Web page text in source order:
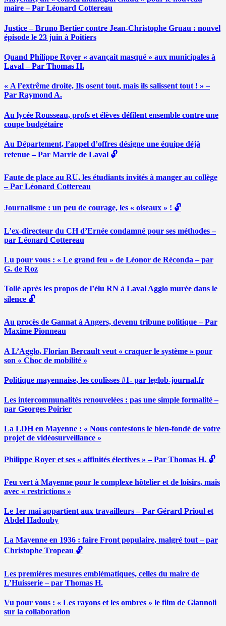
maire – Par Léonard Cottereau
Justice – Bruno Bertier contre Jean-Christophe Gruau : nouvel
épisode le 23 juin à Poitiers
Quand Philippe Royer « avançait masqué » aux municipales à
Laval – Par Thomas H.
« A l’extrême droite, Ils osent tout, mais ils salissent tout ! » –
Par Raymond A.
Au lycée Rousseau, profs et élèves défilent ensemble contre une
coupe budgétaire
Au Département, l’appel d’offres désigne une équipe déjà
retenue – Par Marrie de Laval 🔓
Faute de place au RU, les étudiants invités à manger au collège
– Par Léonard Cottereau
Journalisme : un peu de courage, les « oiseaux » ! 🔓
L’ex-directeur du CH d’Ernée condamné pour ses méthodes –
par Léonard Cottereau
Lu pour vous : « Le grand feu » de Léonor de Réconda – par
G. de Roz
Tollé après les propos de l’élu RN à Laval Agglo murée dans le
silence 🔓
Au procès de Gannat à Angers, devenu tribune politique – Par
Maxime Pionneau
A L’Agglo, Florian Bercault veut « craquer le système » pour
son « Choc de mobilité »
Politique mayennaise, les coulisses #1- par leglob-journal.fr
Les intercommunalités renouvelées : pas une simple formalité –
par Georges Poirier
La LDH en Mayenne : « Nous contestons le bien-fondé de votre
projet de vidéosurveillance »
Philippe Royer et ses « affinités électives » – Par Thomas H. 🔓
Feu vert à Mayenne pour le complexe hôtelier et de loisirs, mais
avec « restrictions »
Le 1er mai appartient aux travailleurs – Par Gérard Prioul et
Abdel Hadouby
La Mayenne en 1936 : faire Front populaire, malgré tout – par
Christophe Tropeau 🔓
Les premières mesures emblématiques, celles du maire de
L’Huisserie – par Thomas H.
Vu pour vous : « Les rayons et les ombres » le film de Giannoli
sur la collaboration